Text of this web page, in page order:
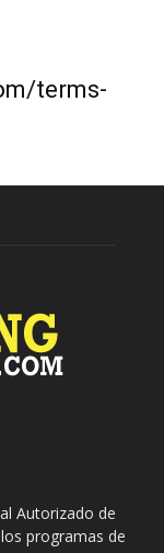
terms-
Autorizado de
programas de